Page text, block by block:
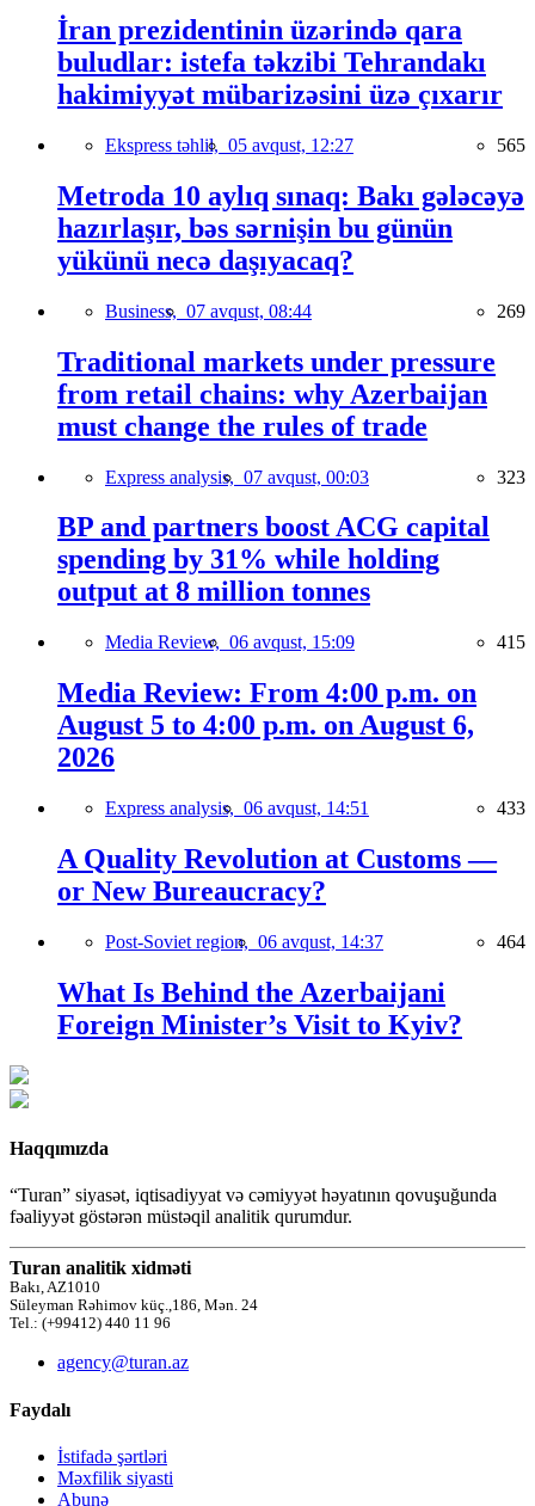
İran prezidentinin üzərində qara
buludlar: istefa təkzibi Tehrandakı
hakimiyyət mübarizəsini üzə çıxarır
Ekspress təhlil, 05 avqust, 12:27 565
Metroda 10 aylıq sınaq: Bakı gələcəyə
hazırlaşır, bəs sərnişin bu günün
yükünü necə daşıyacaq?
Business, 07 avqust, 08:44 269
Traditional markets under pressure
from retail chains: why Azerbaijan
must change the rules of trade
Express analysis, 07 avqust, 00:03 323
BP and partners boost ACG capital
spending by 31% while holding
output at 8 million tonnes
Media Review, 06 avqust, 15:09 415
Media Review: From 4:00 p.m. on
August 5 to 4:00 p.m. on August 6,
2026
Express analysis, 06 avqust, 14:51 433
A Quality Revolution at Customs —
or New Bureaucracy?
Post-Soviet region, 06 avqust, 14:37 464
What Is Behind the Azerbaijani
Foreign Minister’s Visit to Kyiv?
Haqqımızda
“Turan” siyasət, iqtisadiyyat və cəmiyyət həyatının qovuşuğunda
fəaliyyət göstərən müstəqil analitik qurumdur.
Turan analitik xidməti
Bakı, AZ1010
Süleyman Rəhimov küç.,186, Mən. 24
Tel.: (+99412) 440 11 96
agency@turan.az
Faydalı
İstifadə şərtləri
Məxfilik siyasti
Abunə